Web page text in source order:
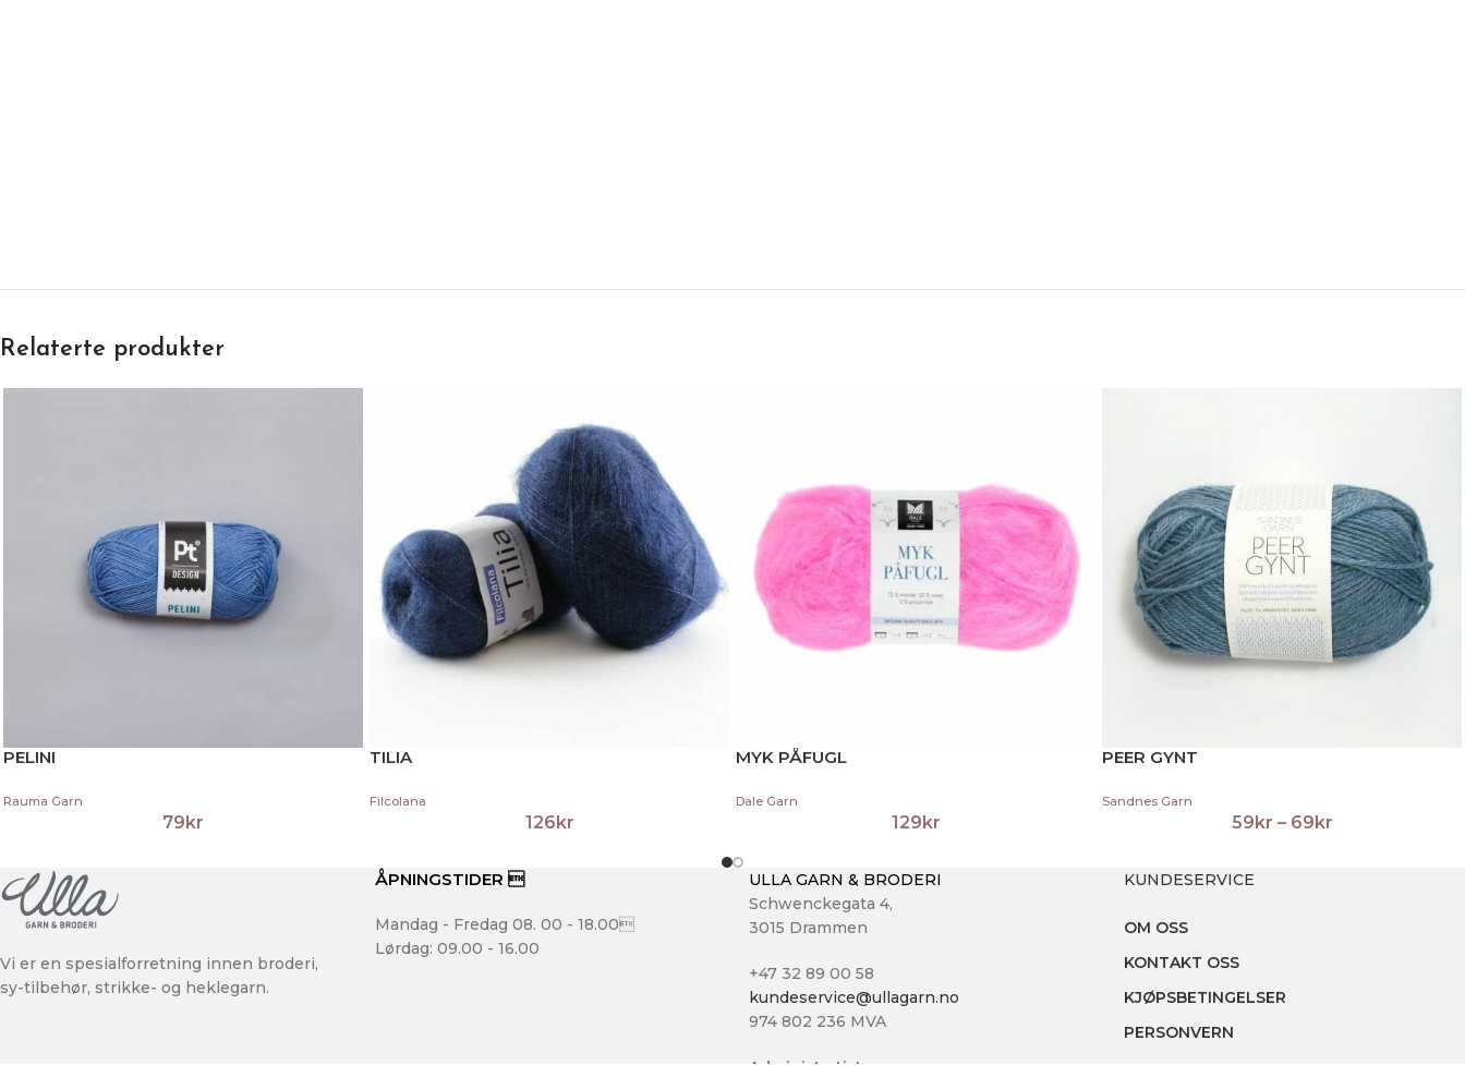
Relaterte produkter
PELINI
Rauma Garn
79 kr
TILIA
Filcolana
126 kr
MYK PÅFUGL
Dale Garn
129 kr
PEER GYNT
Sandnes Garn
59 kr – 69 kr
Vi er en spesialforretning innen broderi,
sy-tilbehør, strikke- og heklegarn.
ÅPNINGSTIDER 
Mandag - Fredag 08. 00 - 18.00
Lørdag: 09.00 - 16.00
ULLA GARN & BRODERI
Schwenckegata 4,
3015 Drammen
+47 32 89 00 58
kundeservice@ullagarn.no
974 802 236 MVA
KUNDESERVICE
OM OSS
KONTAKT OSS
KJØPSBETINGELSER
PERSONVERN